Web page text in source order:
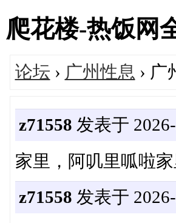
爬花楼-热饭网
论坛 › 广州性息 ›
z71558 发表于
家里，阿叽里呱啦家
z71558 发表于